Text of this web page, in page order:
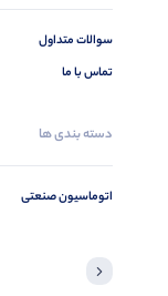
سوالات متداول
تماس با ما
دسته بندی ها
اتوماسیون صنعتی